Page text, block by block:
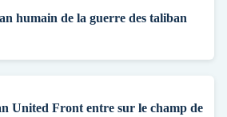
humain de la guerre des taliban
United Front entre sur le champ de